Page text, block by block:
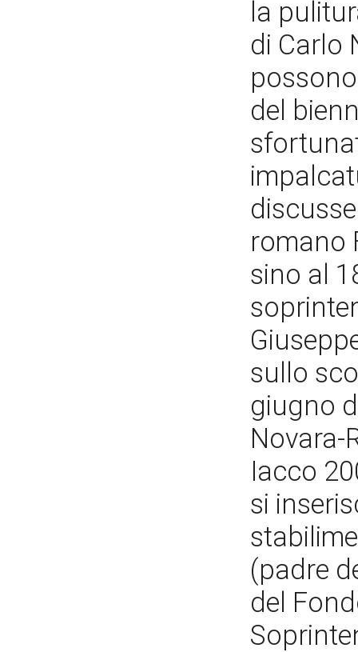
la
di Carlo
del
romano
sino al
sullo
giugno
Novara-
Iacco
si
(padre
del